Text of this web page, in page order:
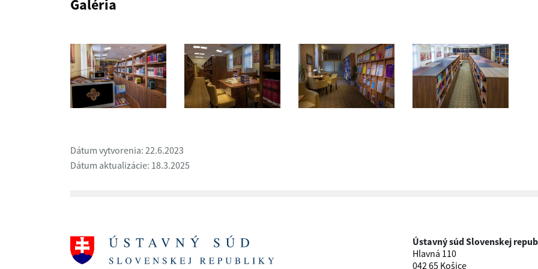
Galéria
Dátum vytvorenia: 22.6.2023
Dátum aktualizácie: 18.3.2025
Ústavný súd Slovenskej
Hlavná 110
042 65 Košice